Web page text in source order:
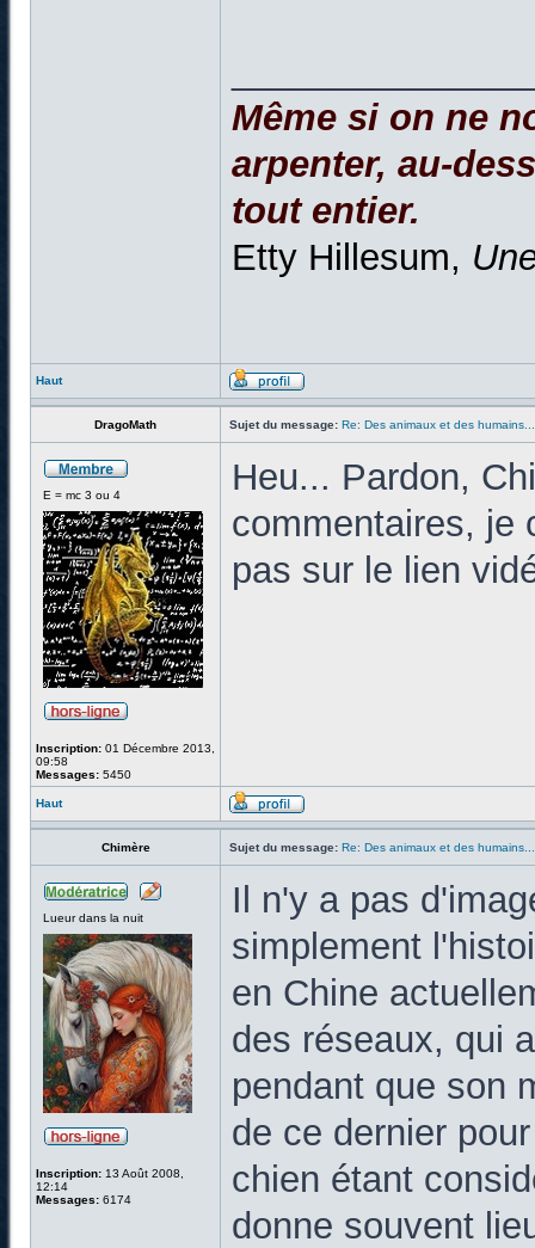
Même si on ne
arpenter, au-
tout entier.
Etty Hillesum,
Haut
DragoMath Sujet du message: Re: Des animaux et des humains...
E = mc 3 ou 4
Inscription: 01 Décembre 2013,
09:58
Messages: 5450
Heu... Pardon,
commentaires, je
pas sur le lien
Haut
Chimère Sujet du message: Re: Des animaux et des humains...
Lueur dans la nuit
Inscription: 13 Août 2008,
12:14
Messages: 6174
Il n'y a pas
simplement
en Chine
des réseaux, qui
pendant que son
de ce dernier
chien étant
donne souvent